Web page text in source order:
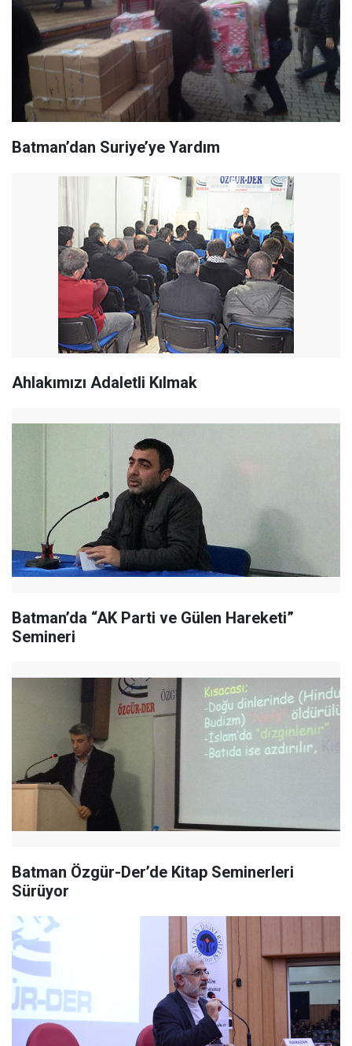
Batman’dan Suriye’ye Yardım
Ahlakımızı Adaletli Kılmak
Batman’da “AK Parti ve Gülen Hareketi”
Semineri
Batman Özgür-Der’de Kitap Seminerleri
Sürüyor